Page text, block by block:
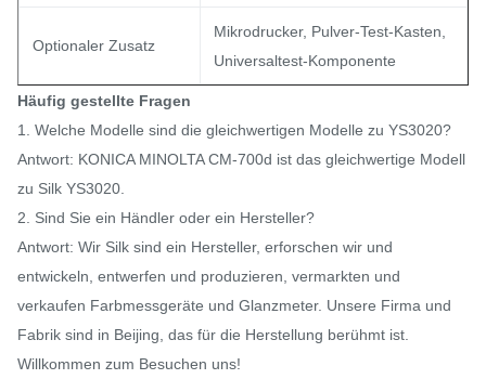
Optionaler Zusatz
Mikrodrucker, Pulver-Test-Kasten,
Universaltest-Komponente
Häufig gestellte Fragen
1. Welche Modelle sind die gleichwertigen Modelle zu YS3020?
Antwort: KONICA MINOLTA CM-700d ist das gleichwertige Modell
zu Silk YS3020.
2. Sind Sie ein Händler oder ein Hersteller?
Antwort: Wir Silk sind ein Hersteller, erforschen wir und
entwickeln, entwerfen und produzieren, vermarkten und
verkaufen Farbmessgeräte und Glanzmeter. Unsere Firma und
Fabrik sind in Beijing, das für die Herstellung berühmt ist.
Willkommen zum Besuchen uns!